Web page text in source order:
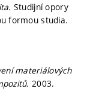
Studijní opory
formou studia.
materiálových
2003.